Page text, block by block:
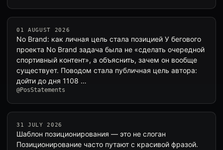
01 AUGUST 2026
No Brand: как личная цель стала позицией У бегового
проекта No Brand задача была не «сделать очередной
спортивный контент», а объяснить, зачем он вообще
существует. Поводом стала публичная цель автора:
дойти до дня 1108 …
@PosStatements
31 JULY 2026
Шаблон позиционирования — это не слоган
Позиционирование часто путают с красивой фразой.